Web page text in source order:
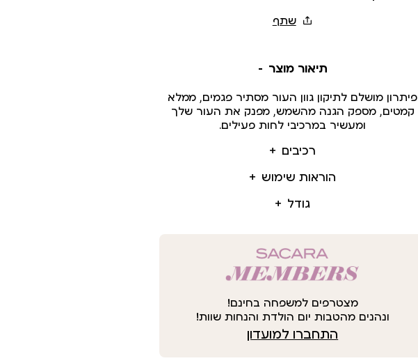
תיאור מוצר
רכיבים
הוראות שימוש
גודל
פיתרון מושלם לתיקון גוון העור מסתיר פגמים, ממלא
קמטים, מספק הגנה מהשמש, מפנק את העור שלך
ומעשיר במרכיבי לחות פעילים.
מצטרפים למשפחה בחינם!
ונהנים מהטבות יום הולדת והנחות שוות!
התחברו למועדון